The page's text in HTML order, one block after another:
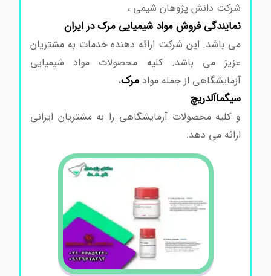
شرکت دانش پژوهان شیمی ،
نمایندگی فروش مواد شیمیایی مرک در ایران
می باشد. این شرکت ارائه دهنده خدمات به مشتریان
عزیز می باشد. کلیه محصولات مواد شیمیایی
آزمایشگاهی از جمله موادمرک،
سیگماآلدریچ
و کلیه محصولات آزمایشگاهی را به مشتریان ایرانی
ارائه می دهد.ال-گلوتاتیون کدG4251